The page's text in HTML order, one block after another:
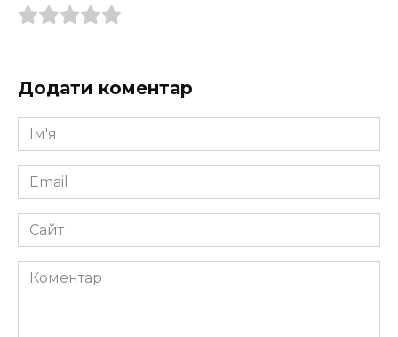
Додати коментар
Ім'я
*
Email
*
Сайт
Коментар